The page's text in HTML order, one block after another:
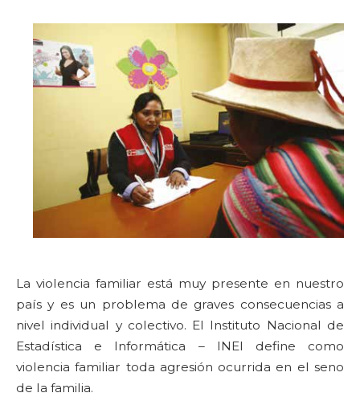
La violencia familiar está muy presente en nuestro
país y es un problema de graves consecuencias a
nivel individual y colectivo. El Instituto Nacional de
Estadística e Informática – INEI define como
violencia familiar toda agresión ocurrida en el seno
de la familia.